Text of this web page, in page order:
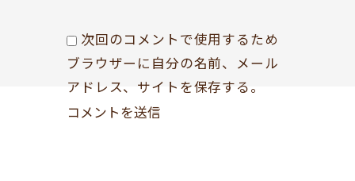
次回のコメントで使用するため
ブラウザーに自分の名前、メール
アドレス、サイトを保存する。